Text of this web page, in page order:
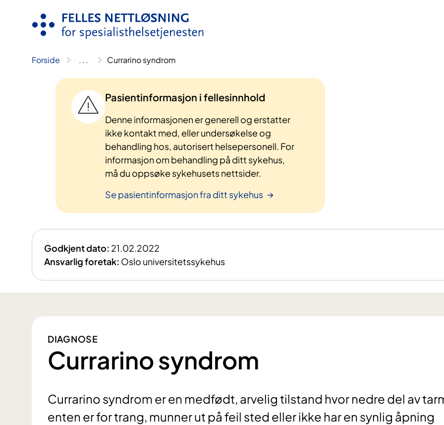
Forside .. . Currarino syndrom
Pasientinformasjon i fellesinnhold
Denne informasjonen er generell og erstatter
ikke kontakt med, eller undersøkelse og
behandling hos, autorisert helsepersonell. For
informasjon om behandling på ditt sykehus,
må du oppsøke sykehusets nettsider.
Se pasientinformasjon fra ditt sykehus
Godkjent dato: 21.02.2022
Ansvarlig foretak: Oslo universitetssykehus
DIAGNOSE
Currarino syndrom
Currarino syndrom er en medfødt, arvelig tilstand hvor nedre del av
enten er for trang, munner ut på feil sted eller ikke har en synlig åpning